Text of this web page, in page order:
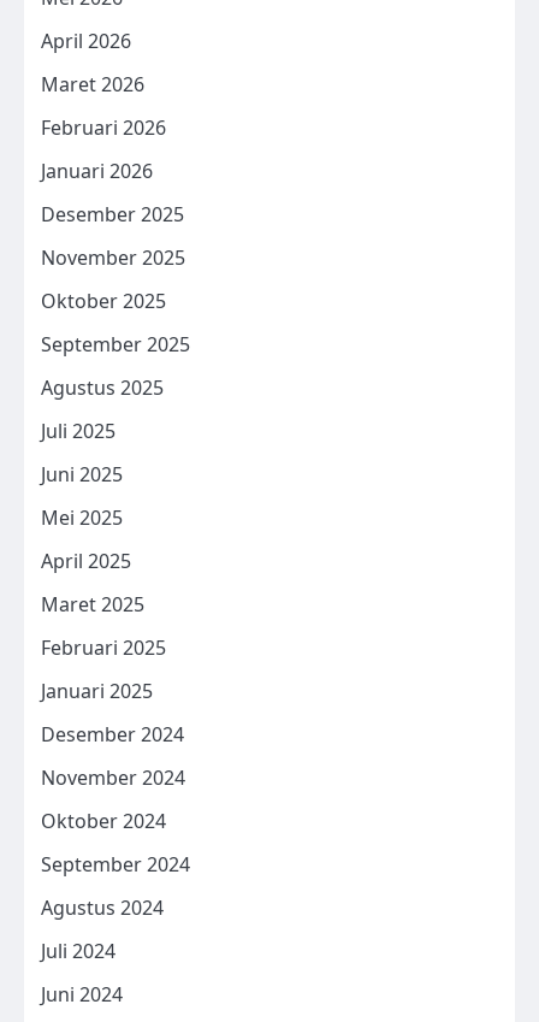
April 2026
Maret 2026
Februari 2026
Januari 2026
Desember 2025
November 2025
Oktober 2025
September 2025
Agustus 2025
Juli 2025
Juni 2025
Mei 2025
April 2025
Maret 2025
Februari 2025
Januari 2025
Desember 2024
November 2024
Oktober 2024
September 2024
Agustus 2024
Juli 2024
Juni 2024